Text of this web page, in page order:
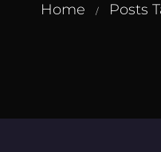
Home / Posts